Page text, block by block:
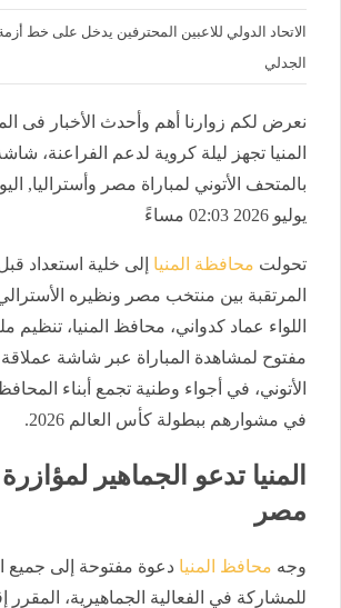
الاتحاد الدولي للاعبين المحترفين يدخل على خط
الجدلي
نعرض لكم زوارنا أهم وأحدث الأخبار فى
المنيا تجهز ليلة كروية لدعم الفراعنة،
يوليو 2026 02:03 مساءً
تحولت محافظة المنيا إلى خلية استعداد
المرتقبة بين منتخب مصر ونظيره
اللواء عماد كدواني، محافظ المنيا، تنظيم
مفتوح لمشاهدة المباراة عبر شاشة
الأتوني، في أجواء وطنية تجمع أبناء
في مشوارهم ببطولة كأس العالم 2026.
المنيا تدعو الجماهير
مصر
وجه محافظ المنيا دعوة مفتوحة إلى جميع
للمشاركة في الفعالية الجماهيرية، المقرر